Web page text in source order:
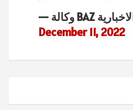
December 11, 2022